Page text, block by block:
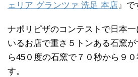
ェリア グランツァ 洗足 本店』で
ナポリピザのコンテストで日本
いるお店で重さ５トンある石窯
ら45０度の石窯で７０秒から９
す。